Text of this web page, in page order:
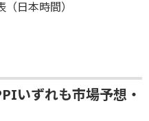
日本時間）
いずれも市場予想・